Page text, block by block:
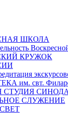
ШКОЛА
КРУЖОК
им. свт.
СТУДИЯ
СЛУЖЕНИЕ